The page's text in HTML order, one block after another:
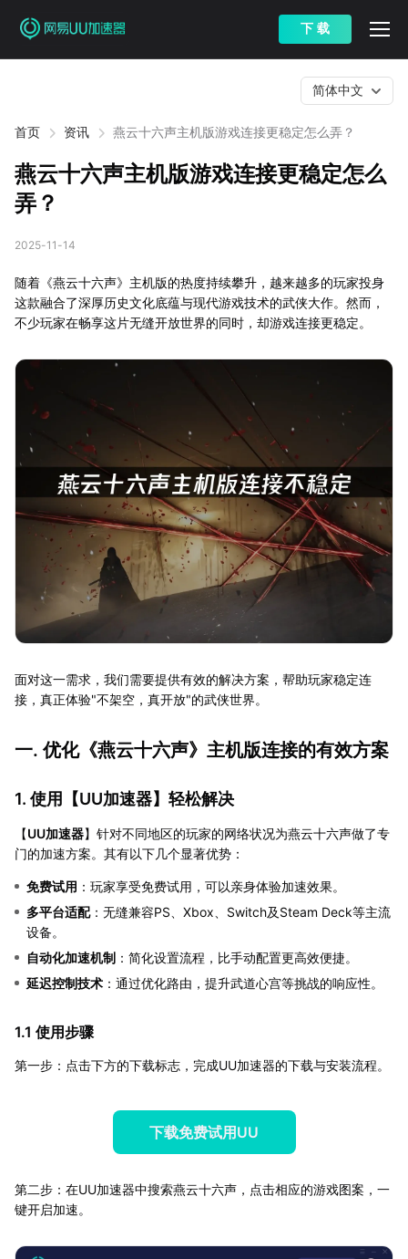
下 载
首页 资讯 燕云十六声主机版游戏连接更稳定怎么弄？
简体中文
燕云十六声主机版游戏连接更稳定怎么
弄？
2025-11-14
随着《燕云十六声》主机版的热度持续攀升，越来越多的玩家投身
这款融合了深厚历史文化底蕴与现代游戏技术的武侠大作。然而，
不少玩家在畅享这片无缝开放世界的同时，却游戏连接更稳定。
面对这一需求，我们需要提供有效的解决方案，帮助玩家稳定连
接，真正体验"不架空，真开放"的武侠世界。
一. 优化《燕云十六声》主机版连接的有效方案
1. 使用【UU加速器】轻松解决
【UU加速器】针对不同地区的玩家的网络状况为燕云十六声做了专
门的加速方案。其有以下几个显著优势：
免费试用 ：玩家享受免费试用，可以亲身体验加速效果。
多平台适配：无缝兼容PS、Xbox、Switch及Steam Deck等主流
设备。
自动化加速机制 ：简化设置流程，比手动配置更高效便捷。
延迟控制技术 ：通过优化路由，提升武道心宫等挑战的响应性。
1.1 使用步骤
第一步：点击下方的下载标志，完成UU加速器的下载与安装流程。
下载免费试用UU
第二步：在UU加速器中搜索燕云十六声，点击相应的游戏图案，一
键开启加速。